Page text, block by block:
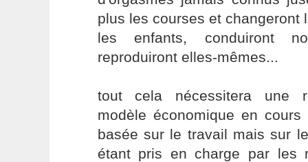
plus les courses et changeront
les enfants, conduiront
reproduiront elles-mêmes...
tout cela nécessitera une
modèle économique en
basée sur le travail mais sur
étant pris en charge par les